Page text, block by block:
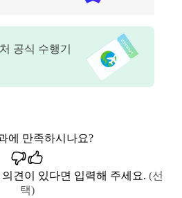
공식 수행기
에 만족하시나요?
견이 있다면 입력해 주세요. (선
택)